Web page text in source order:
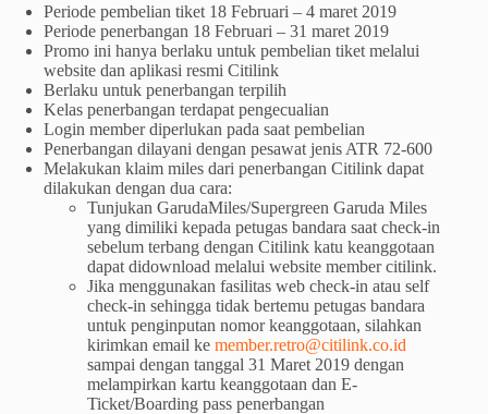
Periode pembelian tiket 18 Februari – 4 maret 2019
Periode penerbangan 18 Februari – 31 maret 2019
Promo ini hanya berlaku untuk pembelian tiket melalui
website dan aplikasi resmi Citilink
Berlaku untuk penerbangan terpilih
Kelas penerbangan terdapat pengecualian
Login member diperlukan pada saat pembelian
Penerbangan dilayani dengan pesawat jenis ATR 72-600
Melakukan klaim miles dari penerbangan Citilink dapat
dilakukan dengan dua cara:
Tunjukan GarudaMiles/Supergreen Garuda Miles
yang dimiliki kepada petugas bandara saat check-in
sebelum terbang dengan Citilink katu keanggotaan
dapat didownload melalui website member citilink.
Jika menggunakan fasilitas web check-in atau self
check-in sehingga tidak bertemu petugas bandara
untuk penginputan nomor keanggotaan, silahkan
kirimkan email ke member.retro@citilink.co.id
sampai dengan tanggal 31 Maret 2019 dengan
melampirkan kartu keanggotaan dan E-
Ticket/Boarding pass penerbangan